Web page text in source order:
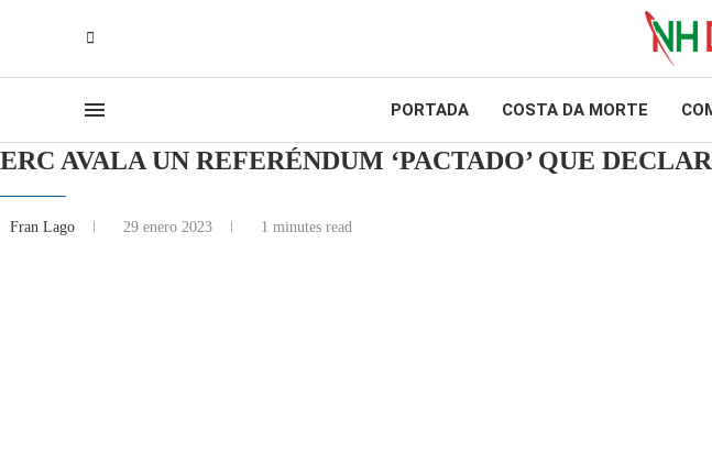
PORTADA COSTA DA MORTE
ERC AVALA UN REFERÉNDUM ‘PACTADO’ QUE
Fran Lago 29 enero 2023 1 minutes read